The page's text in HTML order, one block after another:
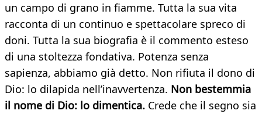
un campo di grano in fiamme. Tutta la sua vita
racconta di un continuo e spettacolare spreco di
doni. Tutta la sua biografia è il commento esteso
di una stoltezza fondativa. Potenza senza
sapienza, abbiamo già detto. Non rifiuta il dono di
Dio: lo dilapida nell’inavvertenza. Non bestemmia
il nome di Dio: lo dimentica. Crede che il segno sia